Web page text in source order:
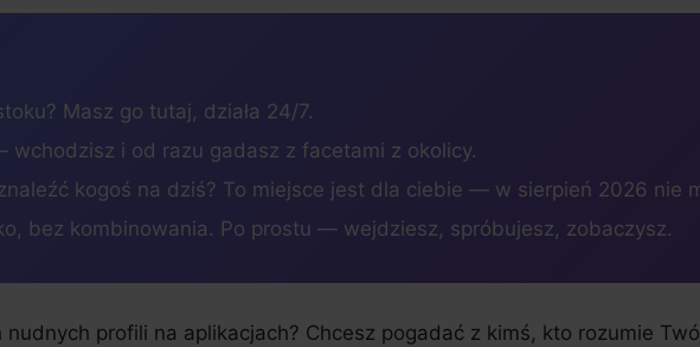
Masz go tutaj, działa 24/7.
i od razu gadasz z facetami z okolicy.
kogoś na dziś? To miejsce jest dla ciebie — w sierpień 2026 nie
bez kombinowania. Po prostu — wejdziesz, spróbujesz, zobaczysz.
profili na aplikacjach? Chcesz pogadać z kimś, kto rozumie